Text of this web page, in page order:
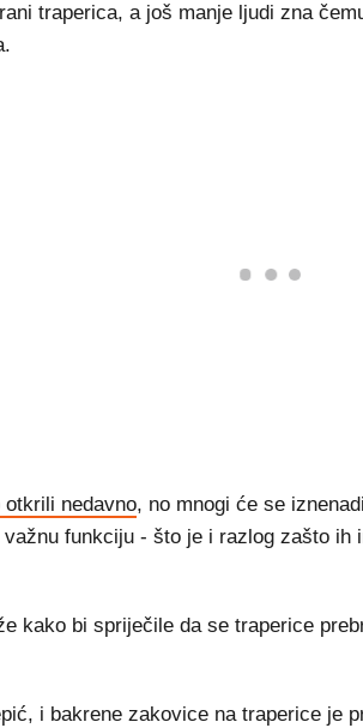
traperica, a još manje ljudi zna
nedavno, no mnogi će se
funkciju - što je i razlog zašto ih
kako bi spriječile da se traperice
i bakrene zakovice na traperice je